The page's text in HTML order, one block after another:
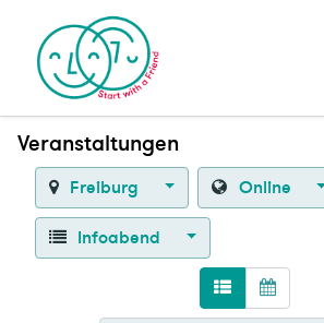
Veranstaltungen
Freiburg Online
Infoabend